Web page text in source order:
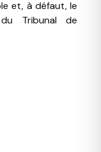
et, à défaut, le
Tribunal de